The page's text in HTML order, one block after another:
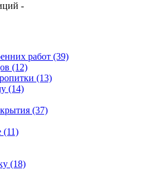
-
работ (39)
(12)
(13)
(14)
(37)
(18)